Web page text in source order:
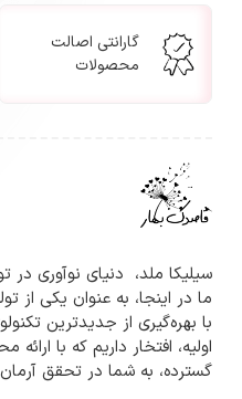
گارانتی اصالت
محصولات
سیلیکا ملد، دنیای نوآوری در
ما در اینجا، به عنوان یکی از
با بهره‌گیری از جدیدترین
اولیه، افتخار داریم که با
گسترده‌، به شما در تحقق